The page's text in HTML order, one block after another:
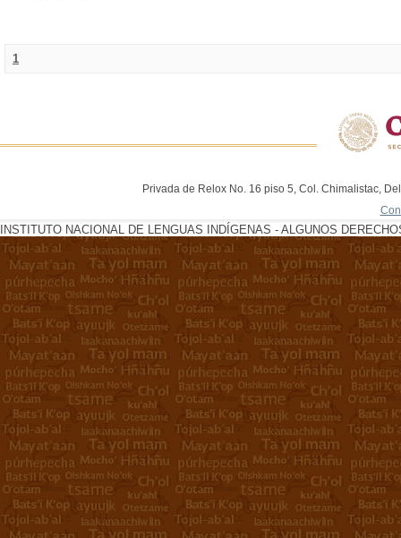
1
Privada de Relox No. 16 piso 5, Col. Chimalistac,
INSTITUTO NACIONAL DE LENGUAS INDÍGENAS - ALGUNOS